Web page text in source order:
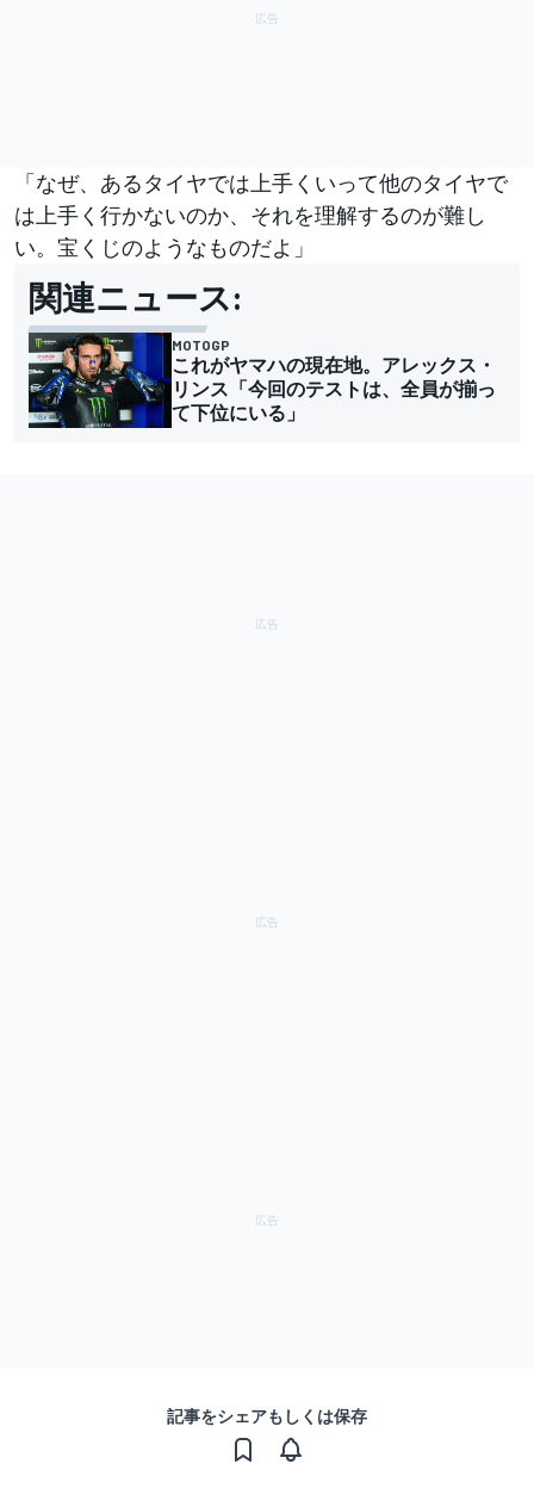
「なぜ、あるタイヤでは上手くいって他のタイヤで
は上手く行かないのか、それを理解するのが難し
い。宝くじのようなものだよ」
関連ニュース:
MOTOGP
これがヤマハの現在地。アレックス・
リンス「今回のテストは、全員が揃っ
て下位にいる」
記事をシェアもしくは保存